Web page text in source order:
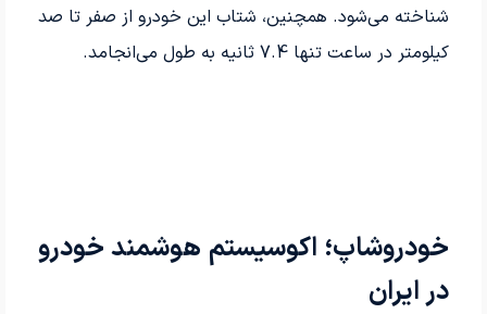
شناخته می‌شود. همچنین، شتاب این خودرو از صفر تا صد
کیلومتر در ساعت تنها 7.4 ثانیه به طول می‌انجامد.
خودروشاپ؛ اکوسیستم هوشمند خودرو
در ایران